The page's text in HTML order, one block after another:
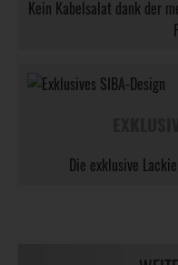
Kein Kabelsalat dank der
Die exklusive